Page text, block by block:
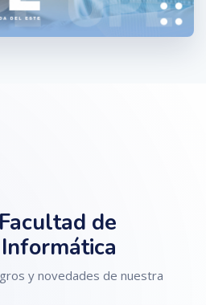
de
y novedades de nuestra